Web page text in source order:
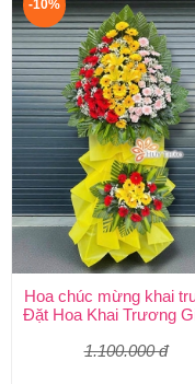
-10%
Hoa chúc mừng khai
Đặt Hoa Khai Trương
1.100.000 đ